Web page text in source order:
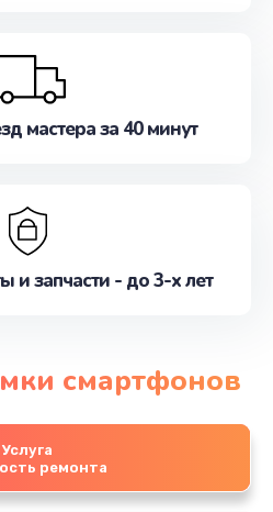
мастера за 40 минут
и запчасти - до 3-х лет
смартфонов
Услуга
ремонта